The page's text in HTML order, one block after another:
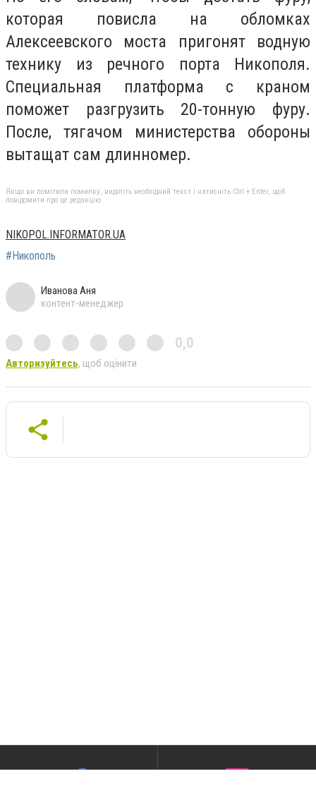
которая повисла на обломках
Алексеевского моста пригонят водную
технику из речного порта Никополя.
Специальная платформа с краном
поможет разгрузить 20-тонную фуру.
После, тягачом министерства обороны
вытащат сам длинномер.
Якщо ви помітили помилку, виділіть необхідний текст і натисніть Ctrl + Enter, щоб
повідомити про це редакцію
NIKOPOL.INFORMATOR.UA
#Никополь
Иванова Аня
контент-менеджер
0,0
Авторизуйтесь, щоб оцінити